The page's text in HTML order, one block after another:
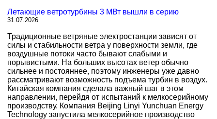
Летающие ветротурбины 3 МВт вышли в серию
31.07.2026
Традиционные ветряные электростанции зависят от
силы и стабильности ветра у поверхности земли, где
воздушные потоки часто бывают слабыми и
порывистыми. На больших высотах ветер обычно
сильнее и постояннее, поэтому инженеры уже давно
рассматривают возможность подъема турбин в воздух.
Китайская компания сделала важный шаг в этом
направлении, перейдя от испытаний к мелкосерийному
производству. Компания Beijing Linyi Yunchuan Energy
Technology запустила мелкосерийное производство